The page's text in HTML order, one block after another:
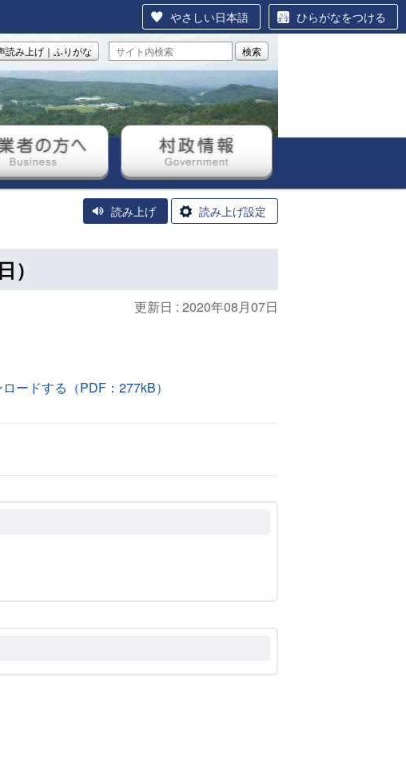
やさしい日本語 ひらがなをつける
読み上げ｜ふりがな 検索
業者の方へ 村政情報
読み上げ 読み上げ設定
）
更新日 : 2020年08月07日
ードする（PDF：277kB）